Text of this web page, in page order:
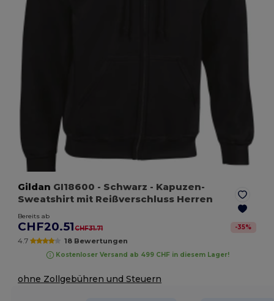
Gildan GI18600 - Schwarz - Kapuzen-
Sweatshirt mit Reißverschluss Herren
Bereits ab
CHF20.51CHF31.71 -35%
4.7 18 Bewertungen
Kostenloser Versand ab 499 CHF in diesem Lager!
ohne Zollgebühren und Steuern